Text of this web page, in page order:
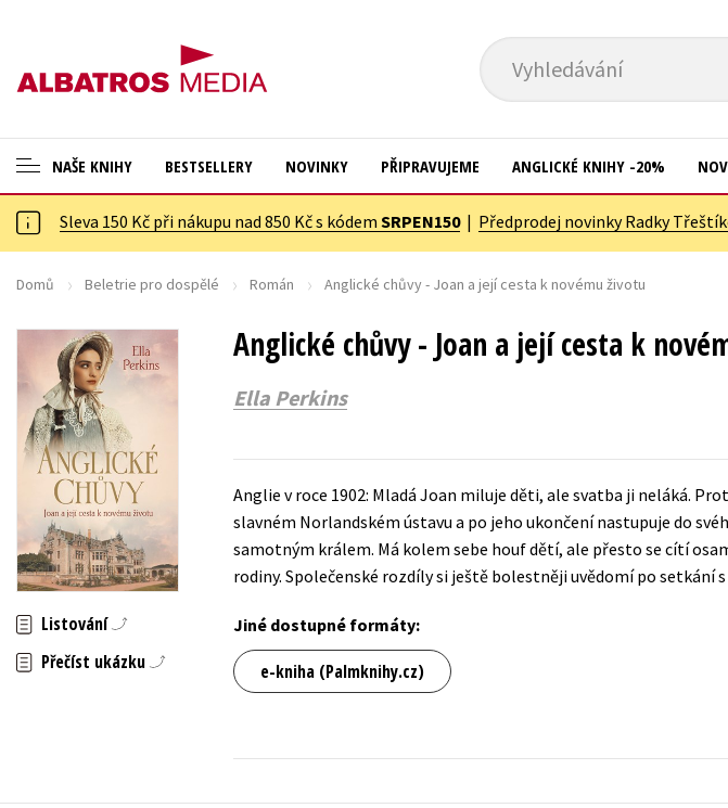
Vyhledávání
NAŠE KNIHY
ANGLICKÉ KNIHY -20 %
NOVÝ VÝPRODEJ -70 %
ASTERIX S DÁRKEM
🎁DÁRKOVÉ PUBLIKACE
✉️ DÁRKOVÉ POUKAZY
Auto - moto
Beletrie pro děti
Beletrie pro dospělé
Byznys a ekonomie
Cestování
Dárkové publikace
Digitální fotografie
Esoterika a duchovní svět
Jazyky
Kalendáře
Komiks
Kuchařky
New Adult
Populárně - naučná pro
Populárně - naučné pro děti
Předškoláci
BESTSELLERY NOVINKY PŘIPRAVUJEME ANGLICKÉ KNIHY -20%
Sleva 150 Kč při nákupu nad 850 Kč s kódem SRPEN150| Předprodej novinky Radky
Domů Beletrie pro dospělé Román Anglické chůvy - Joan a její cesta k novému životu
Anglické chůvy - Joan a její cesta k
Ella Perkins
Listování
Přečíst ukázku
Anglie v roce 1902: Mladá Joan miluje děti, ale svatba ji neláká.
slavném Norlandském ústavu a po jeho ukončení nastupuje do
samotným králem. Má kolem sebe houf dětí, ale přesto se cítí
rodiny. Společenské rozdíly si ještě bolestněji uvědomí po
Jiné dostupné formáty:
e-kniha (Palmknihy.cz)